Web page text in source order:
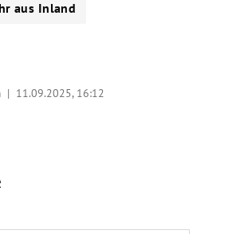
aus Inland
| 11.09.2025, 16:12